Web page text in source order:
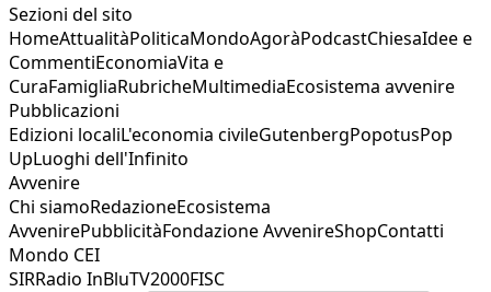
Sezioni del sito
HomeAttualitàPoliticaMondoAgoràPodcastChiesaIdee e
CommentiEconomiaVita e
CuraFamigliaRubricheMultimediaEcosistema avvenire
Pubblicazioni
Edizioni localiL'economia civileGutenbergPopotusPop
UpLuoghi dell'Infinito
Avvenire
Chi siamoRedazioneEcosistema
AvvenirePubblicitàFondazione AvvenireShopContatti
Mondo CEI
SIRRadio InBluTV2000FISC